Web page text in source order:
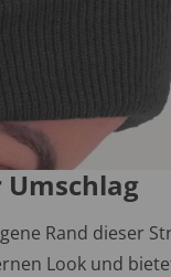
Umschlag
Rand dieser
Look und